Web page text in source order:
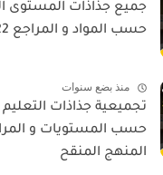
جميع جذاذات المستوى
حسب المواد و المراجع 2021/2022
منذ بضع سنوات
تجميعية جذاذات التعليم
حسب المستويات و
المنهج المنقح